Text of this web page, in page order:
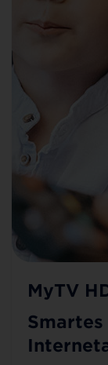
MyTV